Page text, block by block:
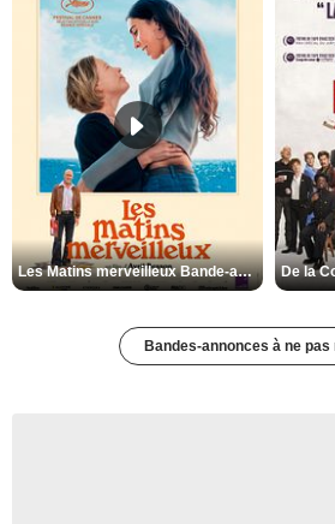
Les Matins merveilleux Bande-annonce VF
Bandes-annonces à ne pas